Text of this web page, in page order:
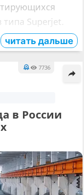
типа Superjet.
читать дальше
7736
в России